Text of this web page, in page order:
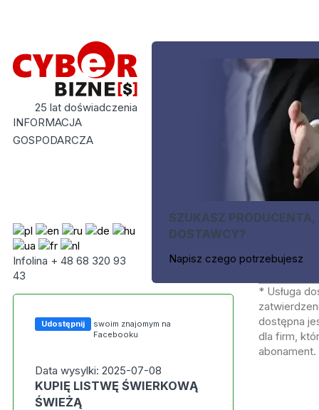
25 lat doświadczenia
INFORMACJA
GOSPODARCZA
Infolina + 48 68 320 93
43
SZUKASZ PRODUCENTA,
DOSTAWCY?
Napisz czego potrzebujesz
Udostępnij
swoim znajomym na
Facebooku
Data wysylki: 2025-07-08
KUPIĘ LISTWĘ ŚWIERKOWĄ
ŚWIEŻĄ
* Usługa
dostępna
dla firm,
abonament.